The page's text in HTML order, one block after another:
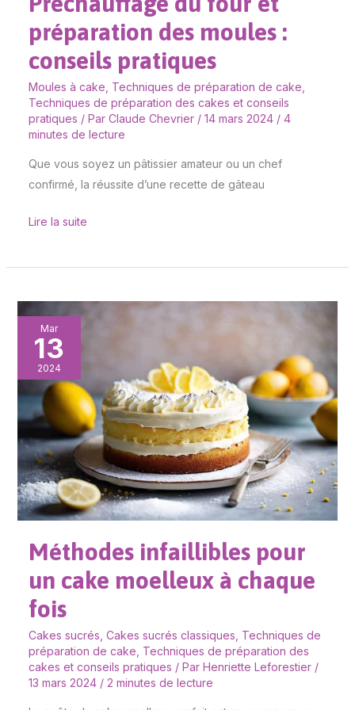
préparation des moules :
conseils pratiques
Moules à cake, Techniques de préparation de cake,
Techniques de préparation des cakes et conseils
pratiques / Par Claude Chevrier / 14 mars 2024 / 4
minutes de lecture
Que vous soyez un pâtissier amateur ou un chef
confirmé, la réussite d’une recette de gâteau
Lire la suite
Mar
13
2024
Méthodes infaillibles pour
un cake moelleux à chaque
fois
Cakes sucrés Cakes sucrés classiques Techniques de
préparation de cake Techniques de préparation des
cakes et conseils pratiques / Par Henriette Leforestier /
13 mars 2024 / 2 minutes de lecture
Méthodes
infaillibles
pour
cake
moelleux
à
chaque
fois